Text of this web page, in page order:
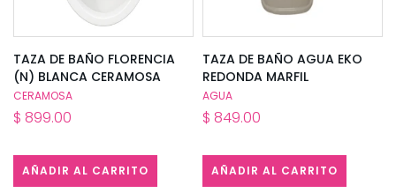
TAZA DE BAÑO FLORENCIA
(N) BLANCA CERAMOSA
CERAMOSA
$ 899.00
AÑADIR AL CARRITO
TAZA DE BAÑO AGUA EKO
REDONDA MARFIL
AGUA
$ 849.00
AÑADIR AL CARRITO